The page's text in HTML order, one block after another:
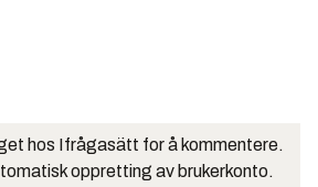
hos Ifrågasätt for å kommentere.
oppretting av brukerkonto.